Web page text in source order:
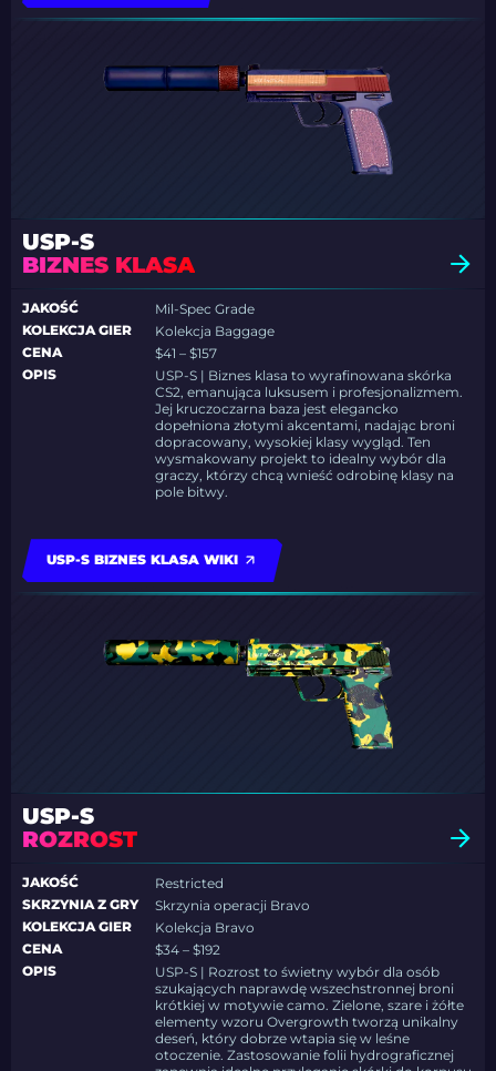
USP-S
BIZNES KLASA
JAKOŚĆ
Mil-Spec Grade
KOLEKCJA GIER
Kolekcja Baggage
CENA
$41 – $157
OPIS
USP-S | Biznes klasa to wyrafinowana skórka
CS2, emanująca luksusem i profesjonalizmem.
Jej kruczoczarna baza jest elegancko
dopełniona złotymi akcentami, nadając broni
dopracowany, wysokiej klasy wygląd. Ten
wysmakowany projekt to idealny wybór dla
graczy, którzy chcą wnieść odrobinę klasy na
pole bitwy.
USP-S BIZNES KLASA WIKI
USP-S
ROZROST
JAKOŚĆ
Restricted
SKRZYNIA Z GRY
Skrzynia operacji Bravo
KOLEKCJA GIER
Kolekcja Bravo
CENA
$34 – $192
OPIS
USP-S | Rozrost to świetny wybór dla osób
szukających naprawdę wszechstronnej broni
krótkiej w motywie camo. Zielone, szare i żółte
elementy wzoru Overgrowth tworzą unikalny
deseń, który dobrze wtapia się w leśne
otoczenie. Zastosowanie folii hydrograficznej